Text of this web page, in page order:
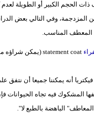
الحجم الكبير أو الطويلة لعدم
المزدجمة، وفي التالي بعض
المناسب.
أنه يمكننا جميعا أن
المشكوك فيه تجاه الحيوانات
الباهضة بالطبع لا".